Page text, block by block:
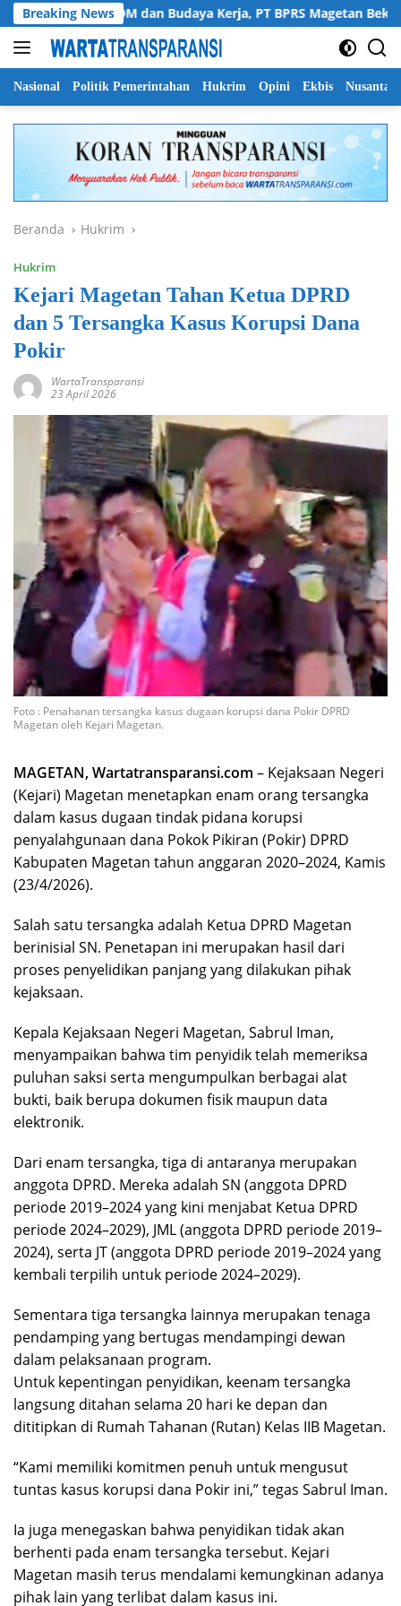
Langsung
ke
konten
Breaking News
Perkuat SDM dan Budaya Kerja, PT BPRS Magetan Bekali
Nasional Politik Pemerintahan Hukrim Opini Ekbis Nusantara
Beranda Hukrim
Hukrim
Kejari Magetan Tahan Ketua DPRD
dan 5 Tersangka Kasus Korupsi Dana
Pokir
WartaTransparansi
23 April 2026
Foto : Penahanan tersangka kasus dugaan korupsi dana Pokir DPRD
Magetan oleh Kejari Magetan.
MAGETAN, Wartatransparansi.com – Kejaksaan Negeri
(Kejari) Magetan menetapkan enam orang tersangka
dalam kasus dugaan tindak pidana korupsi
penyalahgunaan dana Pokok Pikiran (Pokir) DPRD
Kabupaten Magetan tahun anggaran 2020–2024, Kamis
(23/4/2026).
Salah satu tersangka adalah Ketua DPRD Magetan
berinisial SN. Penetapan ini merupakan hasil dari
proses penyelidikan panjang yang dilakukan pihak
kejaksaan.
Kepala Kejaksaan Negeri Magetan, Sabrul Iman,
menyampaikan bahwa tim penyidik telah memeriksa
puluhan saksi serta mengumpulkan berbagai alat
bukti, baik berupa dokumen fisik maupun data
elektronik.
Dari enam tersangka, tiga di antaranya merupakan
anggota DPRD. Mereka adalah SN (anggota DPRD
periode 2019–2024 yang kini menjabat Ketua DPRD
periode 2024–2029), JML (anggota DPRD periode 2019–
2024), serta JT (anggota DPRD periode 2019–2024 yang
kembali terpilih untuk periode 2024–2029).
Sementara tiga tersangka lainnya merupakan tenaga
pendamping yang bertugas mendampingi dewan
dalam pelaksanaan program.
Untuk kepentingan penyidikan, keenam tersangka
langsung ditahan selama 20 hari ke depan dan
dititipkan di Rumah Tahanan (Rutan) Kelas IIB Magetan.
“Kami memiliki komitmen penuh untuk mengusut
tuntas kasus korupsi dana Pokir ini,” tegas Sabrul Iman.
Ia juga menegaskan bahwa penyidikan tidak akan
berhenti pada enam tersangka tersebut. Kejari
Magetan masih terus mendalami kemungkinan adanya
pihak lain yang terlibat dalam kasus ini.